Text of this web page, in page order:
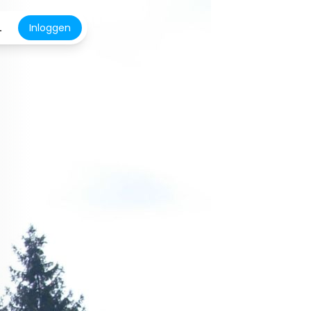
Inloggen